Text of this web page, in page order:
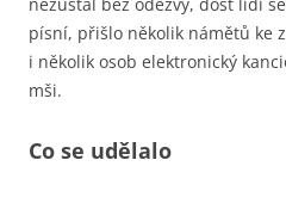
písní, přišlo několik námětů ke
i několik osob elektronický
mši.
Co se udělalo